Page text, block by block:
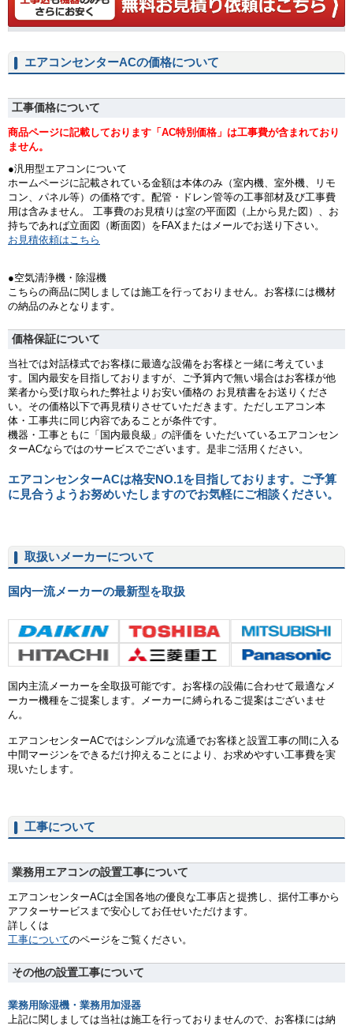
エアコンセンターACの価格について
工事価格について
商品ページに記載しております「AC特別価格」は工事費が含まれており
ません。
●汎用型エアコンについて
ホームページに記載されている金額は本体のみ（室内機、室外機、リモ
コン、パネル等）の価格です。配管・ドレン管等の工事部材及び工事費
用は含みません。 工事費のお見積りは室の平面図（上から見た図）、お
持ちであれば立面図（断面図）をFAXまたはメールでお送り下さい。
お見積依頼はこちら
●空気清浄機・除湿機
こちらの商品に関しましては施工を行っておりません。お客様には機材
の納品のみとなります。
価格保証について
当社では対話様式でお客様に最適な設備をお客様と一緒に考えていま
す。国内最安を目指しておりますが、ご予算内で無い場合はお客様が他
業者から受け取られた弊社よりお安い価格の お見積書をお送りくださ
い。その価格以下で再見積りさせていただきます。ただしエアコン本
体・工事共に同じ内容であることが条件です。
機器・工事ともに「国内最良級」の評価を いただいているエアコンセン
ターACならではのサービスでございます。是非ご活用ください。
エアコンセンターACは格安NO.1を目指しております。ご予算
に見合うようお努めいたしますのでお気軽にご相談ください。
取扱いメーカーについて
国内一流メーカーの最新型を取扱
ダイキン 東芝
日立 三菱重工
国内主流メーカーを全取扱可能です。お客様の設備に合わせて最適なメ
ーカー機種をご提案します。メーカーに縛られるご提案はございませ
ん。
エアコンセンターACではシンプルな流通でお客様と設置工事の間に入る
中間マージンをできるだけ抑えることにより、お求めやすい工事費を実
現いたします。
工事について
業務用エアコンの設置工事について
エアコンセンターACは全国各地の優良な工事店と提携し、据付工事から
アフターサービスまで安心してお任せいただけます。
詳しくは
工事についてのページをご覧ください。
その他の設置工事について
業務用除湿機・業務用加湿器
上記に関しましては当社は施工を行っておりませんので、お客様には納